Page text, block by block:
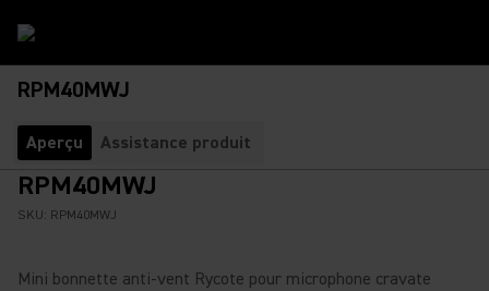
RPM40MWJ
Aperçu Assistance produit
RPM40MWJ
SKU: RPM40MWJ
Mini bonnette anti-vent Rycote pour microphone cravate